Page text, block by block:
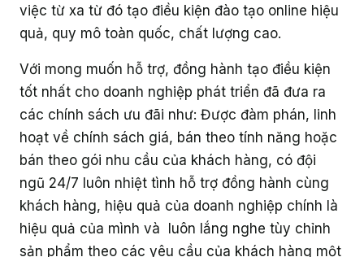
việc từ xa từ đó tạo điều kiện đào tạo online hiệu
quả, quy mô toàn quốc, chất lượng cao.
Với mong muốn hỗ trợ, đồng hành tạo điều kiện
tốt nhất cho doanh nghiệp phát triển đã đưa ra
các chính sách ưu đãi như: Được đàm phán, linh
hoạt về chính sách giá, bán theo tính năng hoặc
bán theo gói nhu cầu của khách hàng, có đội
ngũ 24/7 luôn nhiệt tình hỗ trợ đồng hành cùng
khách hàng, hiệu quả của doanh nghiệp chính là
hiệu quả của mình và luôn lắng nghe tùy chỉnh
sản phẩm theo các yêu cầu của khách hàng một